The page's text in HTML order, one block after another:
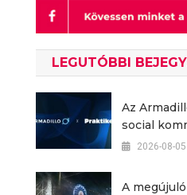
LEGUTÓBBI
Az
social
2026-08-05
A